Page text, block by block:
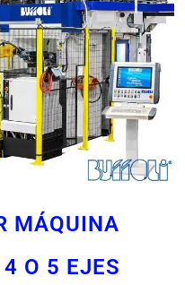
MÁQUINA
O 5 EJES